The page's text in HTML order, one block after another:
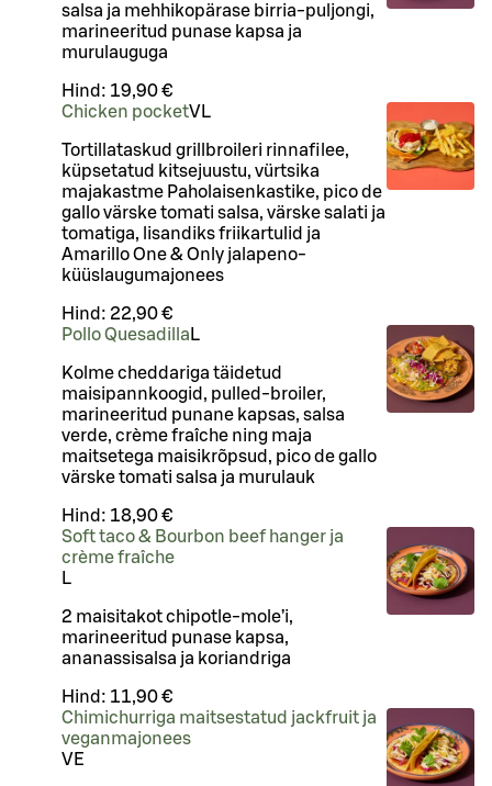
salsa ja mehhikopärase birria-puljongi,
marineeritud punase kapsa ja
murulauguga
Hind: 19,90 €
Chicken pocketVL
Tortillataskud grillbroileri rinnafilee,
küpsetatud kitsejuustu, vürtsika
majakastme Paholaisenkastike, pico de
gallo värske tomati salsa, värske salati ja
tomatiga, lisandiks friikartulid ja
Amarillo One & Only jalapeno-
küüslaugumajonees
Hind: 22,90 €
Pollo Quesadilla L
Kolme cheddariga täidetud
maisipannkoogid, pulled-broiler,
marineeritud punane kapsas, salsa
verde, crème fraîche ning maja
maitsetega maisikrõpsud, pico de gallo
värske tomati salsa ja murulauk
Hind: 18,90 €
Soft taco & Bourbon beef hanger ja
crème fraîche
L
2 maisitakot chipotle-mole’i,
marineeritud punase kapsa,
ananassisalsa ja koriandriga
Hind: 11,90 €
Chimichurriga maitsestatud jackfruit ja
veganmajonees
VE